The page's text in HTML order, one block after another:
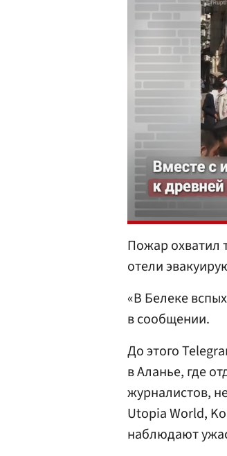
Пожар охватил
отели
«В Белеке
в сообщении.
До этого
в Аланье, где
журналистов,
Utopia World,
наблюдают